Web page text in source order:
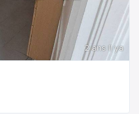
2 ans Il ya